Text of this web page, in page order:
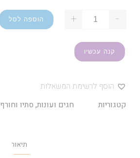
-
+ הוספה לסל
קנה עכשיו
הוסף לרשימת המשאלות
קטגוריות
חגים ועונות, סתיו וחורף
תיאור